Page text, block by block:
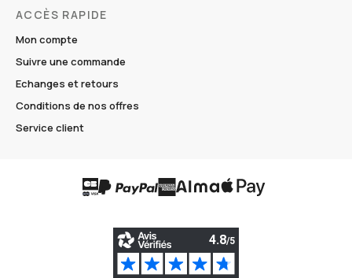
ACCÈS RAPIDE
Mon compte
Suivre une commande
Echanges et retours
Conditions de nos offres
Service client